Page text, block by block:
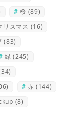
桜 (89)
リスマス (16)
(83)
緑 (245)
赤 (144)
(8)